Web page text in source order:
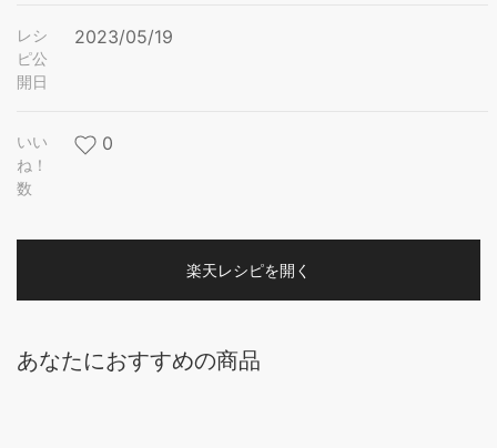
レシ
ピ公
開日
2023/05/19
いい
ね！
数
0
楽天レシピを開く
あなたにおすすめの商品